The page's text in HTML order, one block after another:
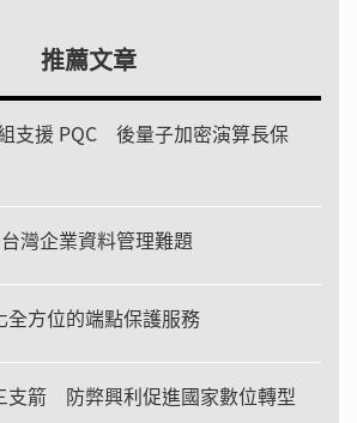
推薦文章
支援 PQC 後量子加密演算長保
灣企業資料管理難題
全方位的端點保護服務
支箭 防弊興利促進國家數位轉型